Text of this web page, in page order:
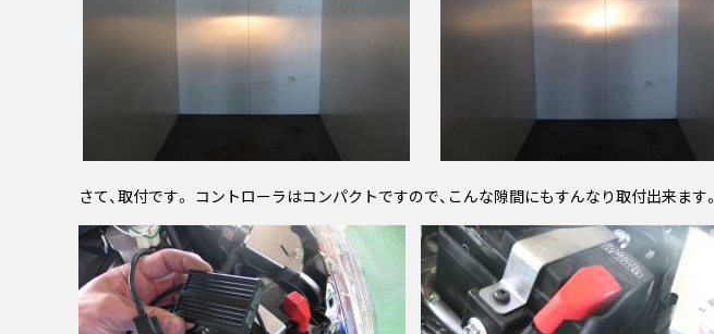
さて、取付です。 コントローラはコンパクトですので、こんな隙間にもすんなり取付出来ます。